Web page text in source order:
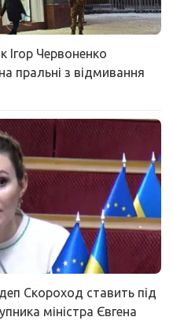
Ігор Червоненко
пральні з відмивання
Скороход ставить під
міністра Євгена